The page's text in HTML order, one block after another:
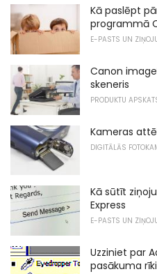
Kā paslēpt
programmā
E-PASTS UN
Canon
skeneris
PRODUKTU
Kameras
DIGITĀLĀS
Kā sūtīt
Express
E-PASTS UN
Uzziniet par
pasākuma